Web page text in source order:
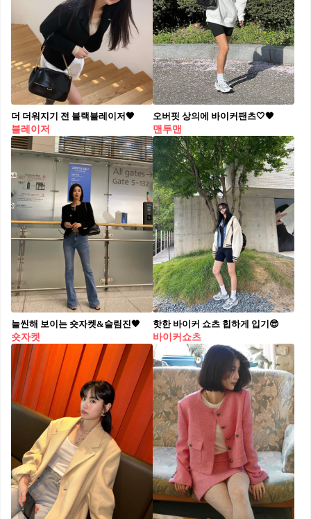
더 더워지기 전 블랙블레이저🖤
블레이저
오버핏 상의에 바이커팬츠🤍🖤
맨투맨
늘씬해 보이는 숏자켓&슬림진🖤
숏자켓
핫한 바이커 쇼츠 힙하게 입기😎
바이커쇼츠